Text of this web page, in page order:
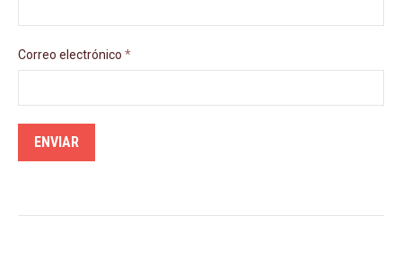
Correo electrónico *